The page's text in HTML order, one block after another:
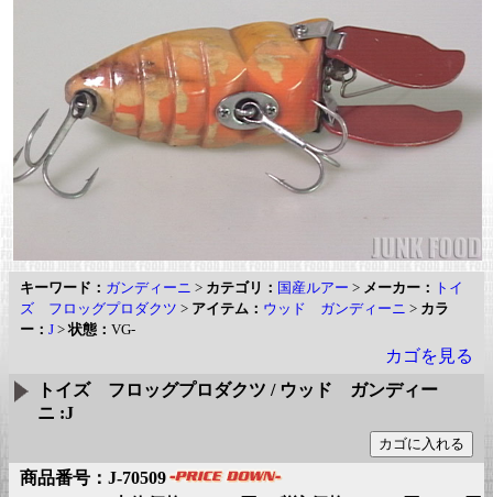
キーワード： ガンディーニ > カテゴリ： 国産ルアー > メーカー： トイ
ズ フロッグプロダクツ > アイテム： ウッド ガンディーニ > カラ
ー： J >状態： VG-
カゴを見る
トイズ フロッグプロダクツ / ウッド ガンディー
ニ :J
商品番号：J-70509